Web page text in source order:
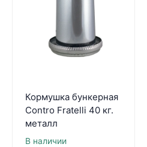
Кормушка бункерная
Contro Fratelli 40 кг.
металл
В наличии